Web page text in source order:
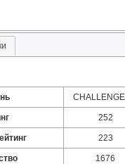
252
223
1676